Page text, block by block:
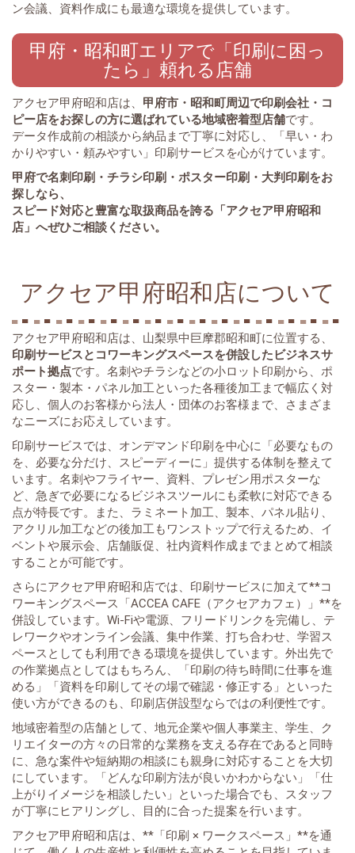
ン会議、資料作成にも最適な環境を提供しています。
甲府・昭和町エリアで「印刷に困っ
たら」頼れる店舗
アクセア甲府昭和店は、 甲府市・昭和町周辺で印刷会社・コ
ピー店をお探しの方に選ばれている地域密着型店舗です。
データ作成前の相談から納品まで丁寧に対応し、「早い・わ
かりやすい・頼みやすい」印刷サービスを心がけています。
甲府で名刺印刷・チラシ印刷・ポスター印刷・大判印刷をお
探しなら、
スピード対応と豊富な取扱商品を誇る「アクセア甲府昭和
店」へぜひご相談ください。
アクセア甲府昭和店について
アクセア甲府昭和店は、山梨県中巨摩郡昭和町に位置する、
印刷サービスとコワーキングスペースを併設したビジネスサ
ポート拠点です。名刺やチラシなどの小ロット印刷から、ポ
スター・製本・パネル加工といった各種後加工まで幅広く対
応し、個人のお客様から法人・団体のお客様まで、さまざま
なニーズにお応えしています。
印刷サービスでは、オンデマンド印刷を中心に「必要なもの
を、必要な分だけ、スピーディーに」提供する体制を整えて
います。名刺やフライヤー、資料、プレゼン用ポスターな
ど、急ぎで必要になるビジネスツールにも柔軟に対応できる
点が特長です。また、ラミネート加工、製本、パネル貼り、
アクリル加工などの後加工もワンストップで行えるため、イ
ベントや展示会、店舗販促、社内資料作成までまとめて相談
することが可能です。
さらにアクセア甲府昭和店では、印刷サービスに加えて**コ
ワーキングスペース「ACCEA CAFE（アクセアカフェ）」**を
併設しています。Wi-Fiや電源、フリードリンクを完備し、テ
レワークやオンライン会議、集中作業、打ち合わせ、学習ス
ペースとしても利用できる環境を提供しています。外出先で
の作業拠点としてはもちろん、「印刷の待ち時間に仕事を進
める」「資料を印刷してその場で確認・修正する」といった
使い方ができるのも、印刷店併設型ならではの利便性です。
地域密着型の店舗として、地元企業や個人事業主、学生、ク
リエイターの方々の日常的な業務を支える存在であると同時
に、急な案件や短納期の相談にも親身に対応することを大切
にしています。「どんな印刷方法が良いかわからない」「仕
上がりイメージを相談したい」といった場合でも、スタッフ
が丁寧にヒアリングし、目的に合った提案を行います。
アクセア甲府昭和店は、**「印刷 × ワークスペース」**を通